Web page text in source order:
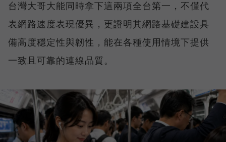
台灣大哥大能同時拿下這兩項全台第一，不僅代
表網路速度表現優異，更證明其網路基礎建設具
備高度穩定性與韌性，能在各種使用情境下提供
一致且可靠的連線品質。